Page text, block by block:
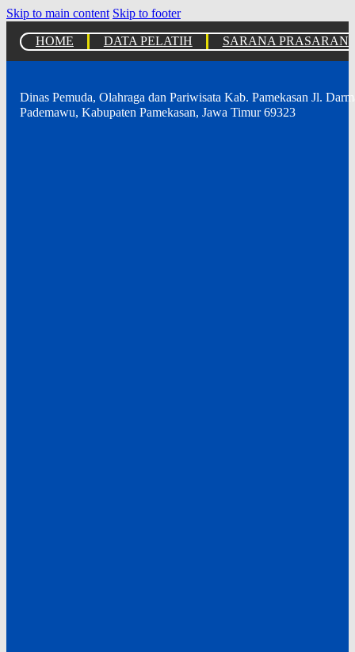
Skip to main content Skip to footer
HOME
DATA PELATIH SARANA
Dinas Pemuda, Olahraga dan Pariwisata Kab. Pamekasan Jl.
Pademawu, Kabupaten Pamekasan, Jawa Timur 69323